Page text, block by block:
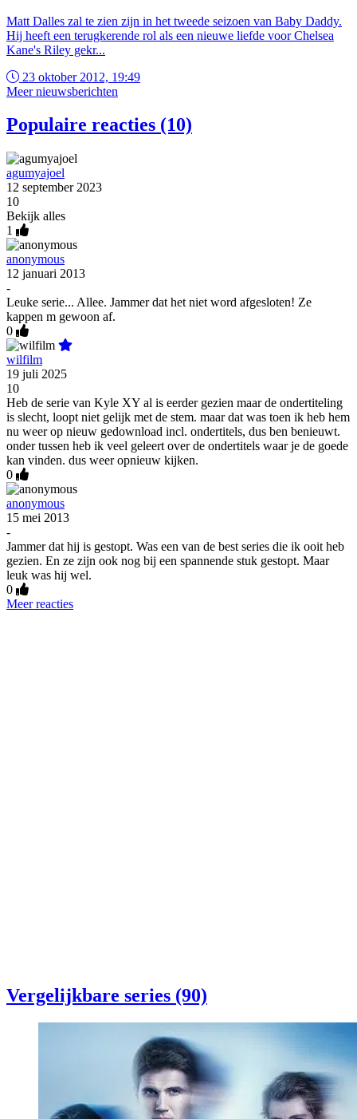
Matt Dalles zal te zien zijn in het tweede seizoen van Baby Daddy.
Hij heeft een terugkerende rol als een nieuwe liefde voor Chelsea
Kane's Riley gekr...
23 oktober 2012, 19:49
Meer nieuwsberichten
Populaire reacties (10)
agumyajoel
12 september 2023
10
Bekijk alles
1
anonymous
12 januari 2013
-
Leuke serie... Allee. Jammer dat het niet word afgesloten! Ze
kappen m gewoon af.
0
wilfilm
19 juli 2025
10
Heb de serie van Kyle XY al is eerder gezien maar de ondertiteling
is slecht, loopt niet gelijk met de stem. maar dat was toen ik heb hem
nu weer op nieuw gedownload incl. ondertitels, dus ben benieuwt.
onder tussen heb ik veel geleert over de ondertitels waar je de goede
kan vinden. dus weer opnieuw kijken.
0
anonymous
15 mei 2013
-
Jammer dat hij is gestopt. Was een van de best series die ik ooit heb
gezien. En ze zijn ook nog bij een spannende stuk gestopt. Maar
leuk was hij wel.
0
Meer reacties
Vergelijkbare series (90)